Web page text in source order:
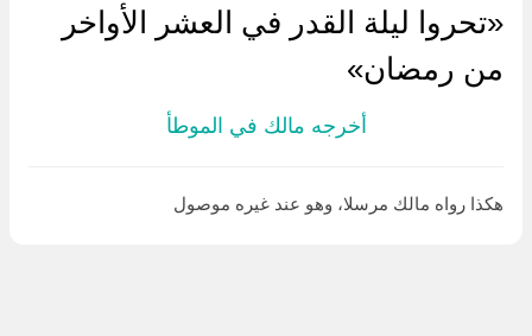
«تحروا ليلة القدر في العشر الأواخر
من رمضان»
أخرجه مالك في الموطأ
هكذا رواه مالك مرسلا، وهو عند غيره موصول